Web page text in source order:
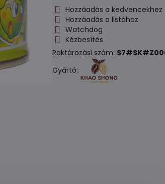
Hozzáadás a kedvencekhez
Hozzáadás a listához
Watchdog
Kézbesítés
Raktározási szám:
Gyártó: